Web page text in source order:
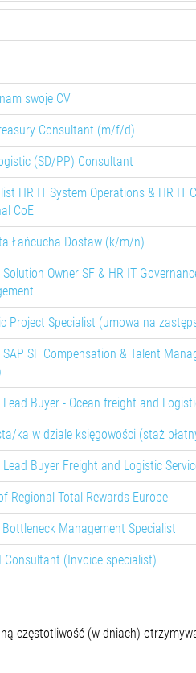
swoje CV
Consultant (m/f/d)
(SD/PP) Consultant
HR IT System Operations & HR IT
CoE
Łańcucha Dostaw (k/m/n)
Solution Owner SF & HR IT
Project Specialist (umowa na
SAP SF Compensation & Talent
Lead Buyer - Ocean freight and
ka w dziale księgowości (staż
Lead Buyer Freight and Logistic
Regional Total Rewards Europe
Bottleneck Management Specialist
Consultant (Invoice specialist)
częstotliwość (w dniach)